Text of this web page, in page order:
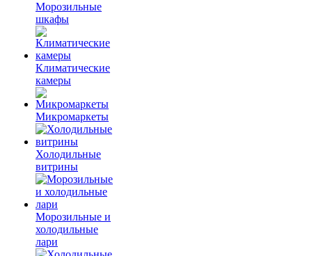
Морозильные
шкафы
Климатические
камеры
Микромаркеты
Холодильные
витрины
Морозильные и
холодильные
лари